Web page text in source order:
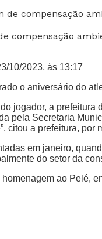
compensação
10/2023, às 13:17
o aniversário do
jogador, a
pela Secretaria
citou a prefeitura, por
em janeiro,
do setor da
ao Pelé,